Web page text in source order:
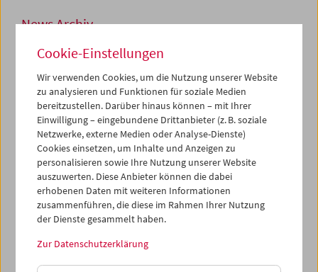
News Archiv
MO, 14. FEBRUAR 2022
Schule im Kino im SoSe 2022
Das Programm für das Sommersemester 2022 wird rund
um den 20. Februar veröffentlicht.Die erste Veranstaltung
"Tricky Women/Tricky Realities" am 7. März ist schon
buchbar!
Schule im Kino
Tricky Women / Tricky Realities. Animationsfilme von
Frauen*
Cookie-Einstellungen
Wir verwenden Cookies, um die Nutzung unserer Website
zu analysieren und Funktionen für soziale Medien
bereitzustellen. Darüber hinaus können – mit Ihrer
Einwilligung – eingebundene Drittanbieter (z. B. soziale
Netzwerke, externe Medien oder Analyse-Dienste)
Cookies einsetzen, um Inhalte und Anzeigen zu
personalisieren sowie Ihre Nutzung unserer Website
auszuwerten. Diese Anbieter können die dabei
erhobenen Daten mit weiteren Informationen
zusammenführen, die diese im Rahmen Ihrer Nutzung
der Dienste gesammelt haben.
Zur Datenschutzerklärung